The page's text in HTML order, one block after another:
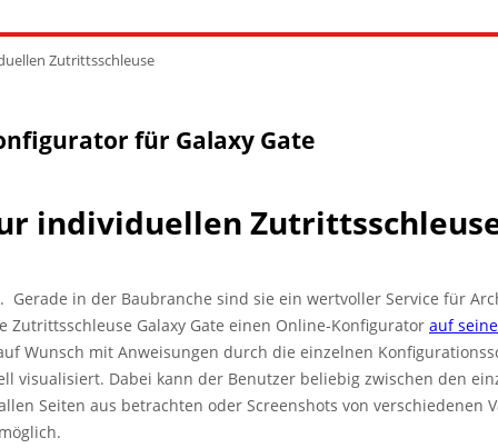
Zutrittsschleuse
für Galaxy Gate
individuellen
in der Baubranche sind sie ein wertvoller Service für
Zutrittsschleuse Galaxy Gate einen Online-Konfigurator auf
Wunsch mit Anweisungen durch die einzelnen
visualisiert. Dabei kann der Benutzer beliebig zwischen den
Seiten aus betrachten oder Screenshots von verschiedenen